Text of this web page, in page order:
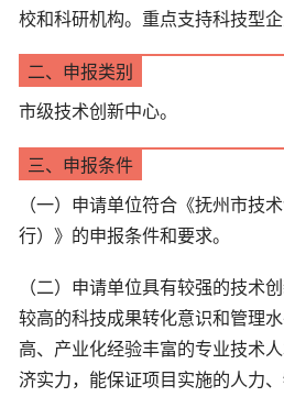
校和科研机构。重点支持科技型企
二、申报类别
市级技术创新中心。
三、申报条件
（一）申请单位符合《抚州市技
行）》的申报条件和要求。
（二）申请单位具有较强的技术
较高的科技成果转化意识和管理
高、产业化经验丰富的专业技术
济实力，能保证项目实施的人力、